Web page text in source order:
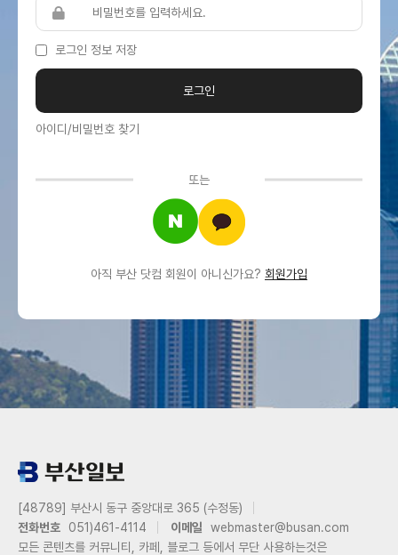
로그인 정보 저장
아이디/비밀번호 찾기
또는
아직 부산 닷컴 회원이 아니신가요? 회원가입
[48789] 부산시 동구 중앙대로 365 (수정동)
전화번호
051)461-4114 이메일
webmaster@busan.com
모든 콘텐츠를 커뮤니티, 카페, 블로그 등에서 무단 사용하는것은